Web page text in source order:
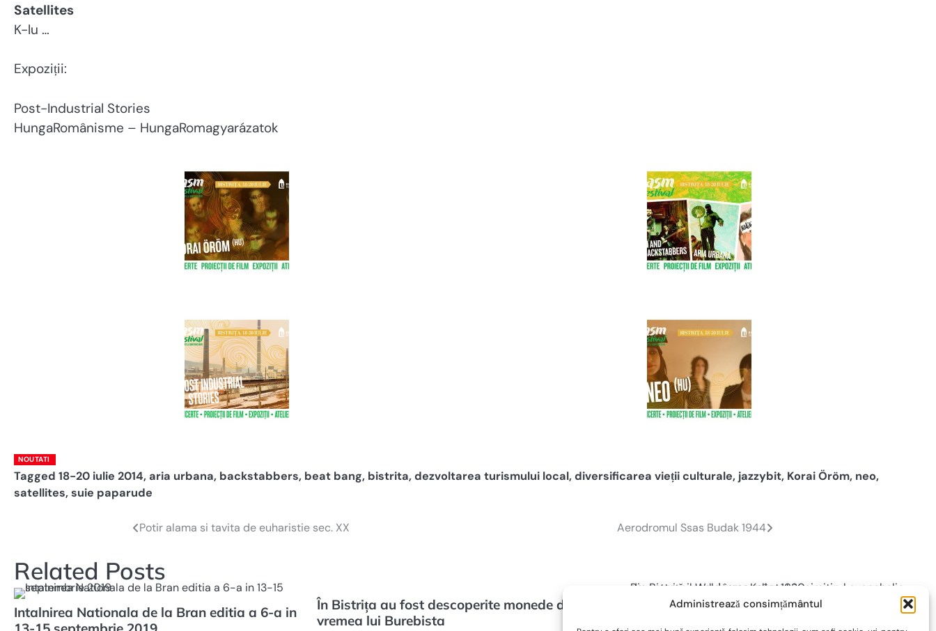
Administrează consimțământul
Satellites
K-lu …
Expoziții:
Post-Industrial Stories
HungaRomânisme – HungaRomagyarázatok
NOUTATI
Tagged 18-20 iulie 2014, aria urbana, backstabbers, beat bang, bistrita,dezvoltarea turismului local,diversificarea vieții culturale, jazzybit, Korai Öröm, neo,
satellites,suie paparude
articole
Potir alama si tavita de euharistie sec. XX Aerodromul Ssas Budak 1944
Related Posts
Intalnirea Nationala de la Bran editia a 6-a in
În Bistrița au fost descoperite monede de pe
vremea lui Burebista
Povestea pilotului înmormântat în cimitirul